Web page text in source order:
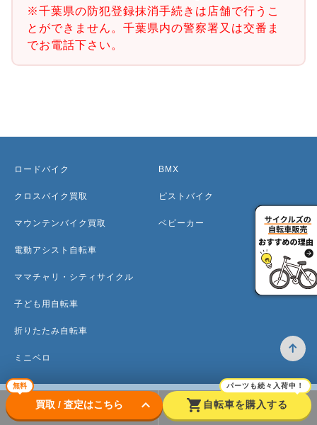
※千葉県の防犯登録抹消手続きは店舗で行うこ
とができません。千葉県内の警察署又は交番ま
でお電話下さい。
無料
買取 / 査定はこちら keyboard_arrow_down shopping_cart
パーツも続々入荷中！
自転車を購入する
ロードバイク
クロスバイク買取
マウンテンバイク買取
電動アシスト自転車
ママチャリ・シティサイクル
子ども用自転車
折りたたみ自転車
ミニベロ
BMX
ピストバイク
ベビーカー
トップ 高価買取のワケ